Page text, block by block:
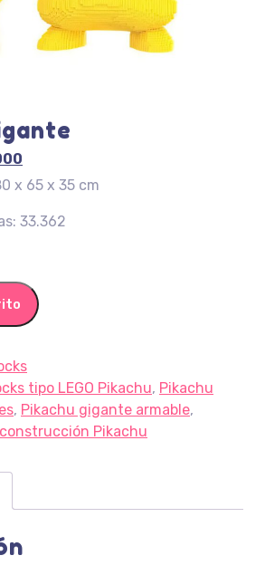
precio
es:
x 65 x 35 cm
33.362
tipo LEGO Pikachu, Pikachu
, Pikachu gigante armable,
Pikachu